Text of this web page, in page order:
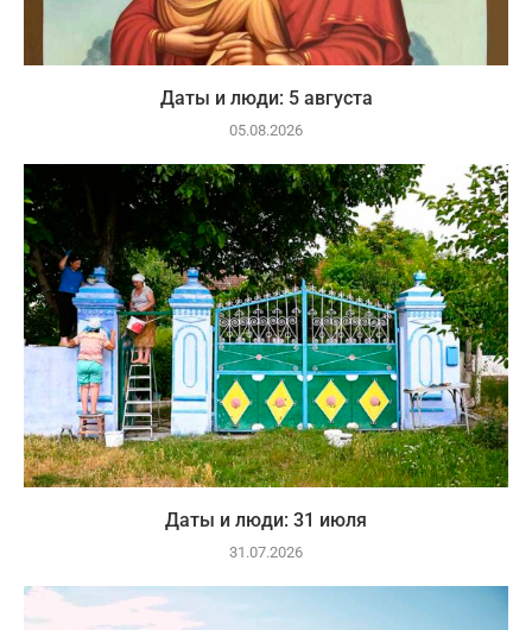
Даты и люди: 5 августа
05.08.2026
Даты и люди: 31 июля
31.07.2026